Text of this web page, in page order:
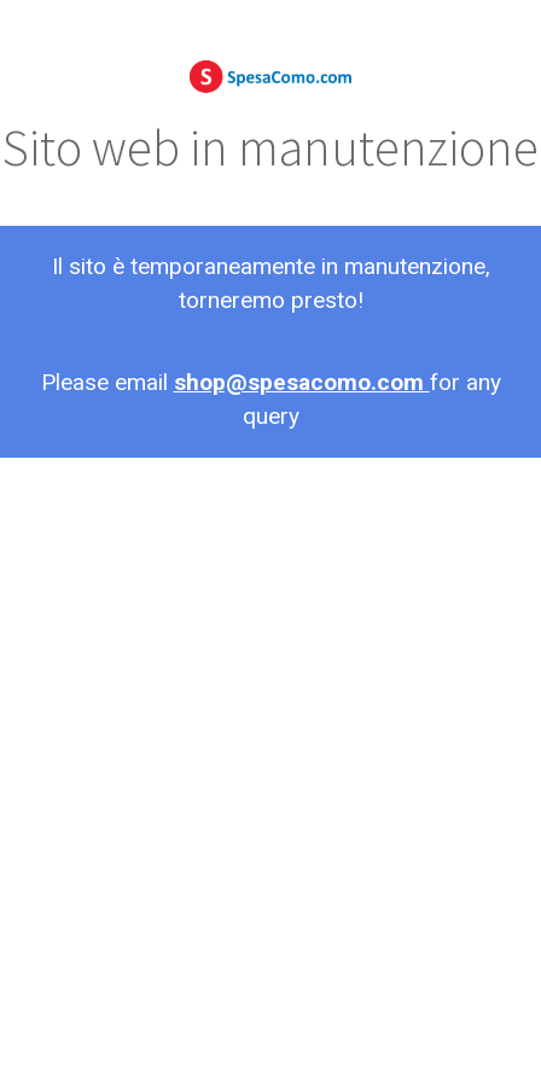
Sito web in manutenzione
Il sito è temporaneamente in manutenzione,
torneremo presto!
Please email shop@spesacomo.com for any
query